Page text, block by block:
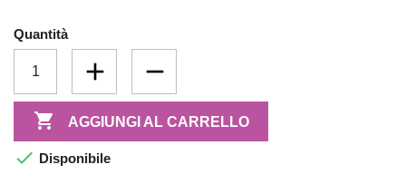
Quantità
 AGGIUNGI AL CARRELLO
 Disponibile